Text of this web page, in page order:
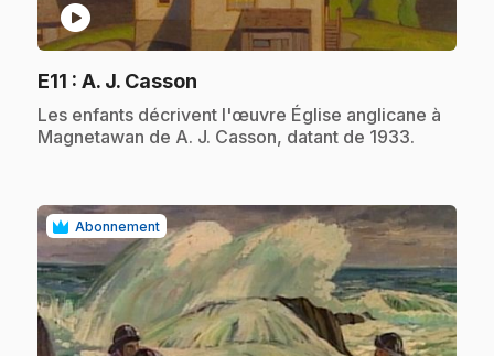
play_circle
E11 : A. J. Casson
.Les enfants décrivent l'œuvre Église anglicane à
Magnetawan de A. J. Casson, datant de 1933.
Abonnement